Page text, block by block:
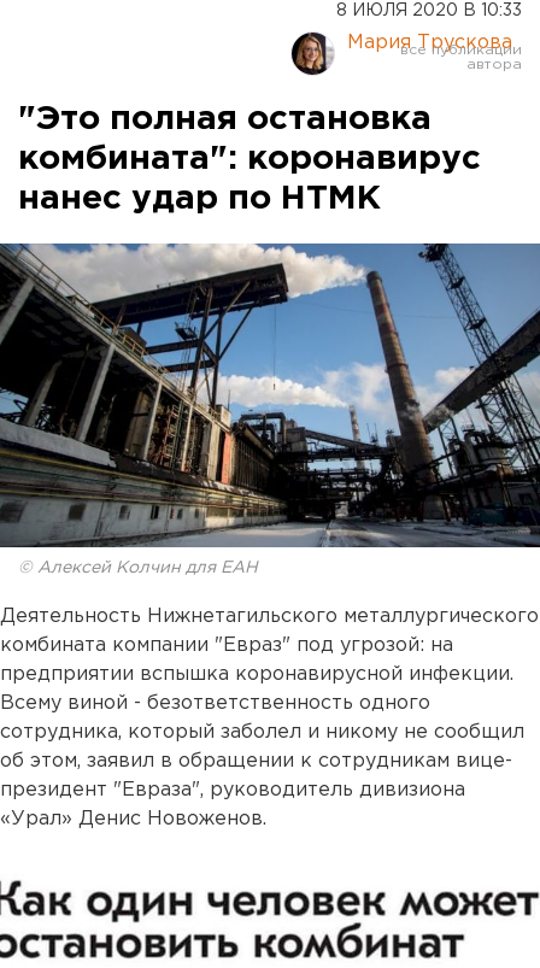
8 ИЮЛЯ 2020 В 10:33
Мария Трускова
"Это полная остановка
комбината": коронавирус
нанес удар по НТМК
© Алексей Колчин для ЕАН
Деятельность Нижнетагильского металлургического
комбината компании "Евраз" под угрозой: на
предприятии вспышка коронавирусной инфекции.
Всему виной - безответственность одного
сотрудника, который заболел и никому не сообщил
об этом, заявил в обращении к сотрудникам вице-
президент "Евраза", руководитель дивизиона
«Урал» Денис Новоженов.